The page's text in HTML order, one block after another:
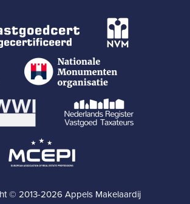
© 2013-2026 Appels Makelaardij